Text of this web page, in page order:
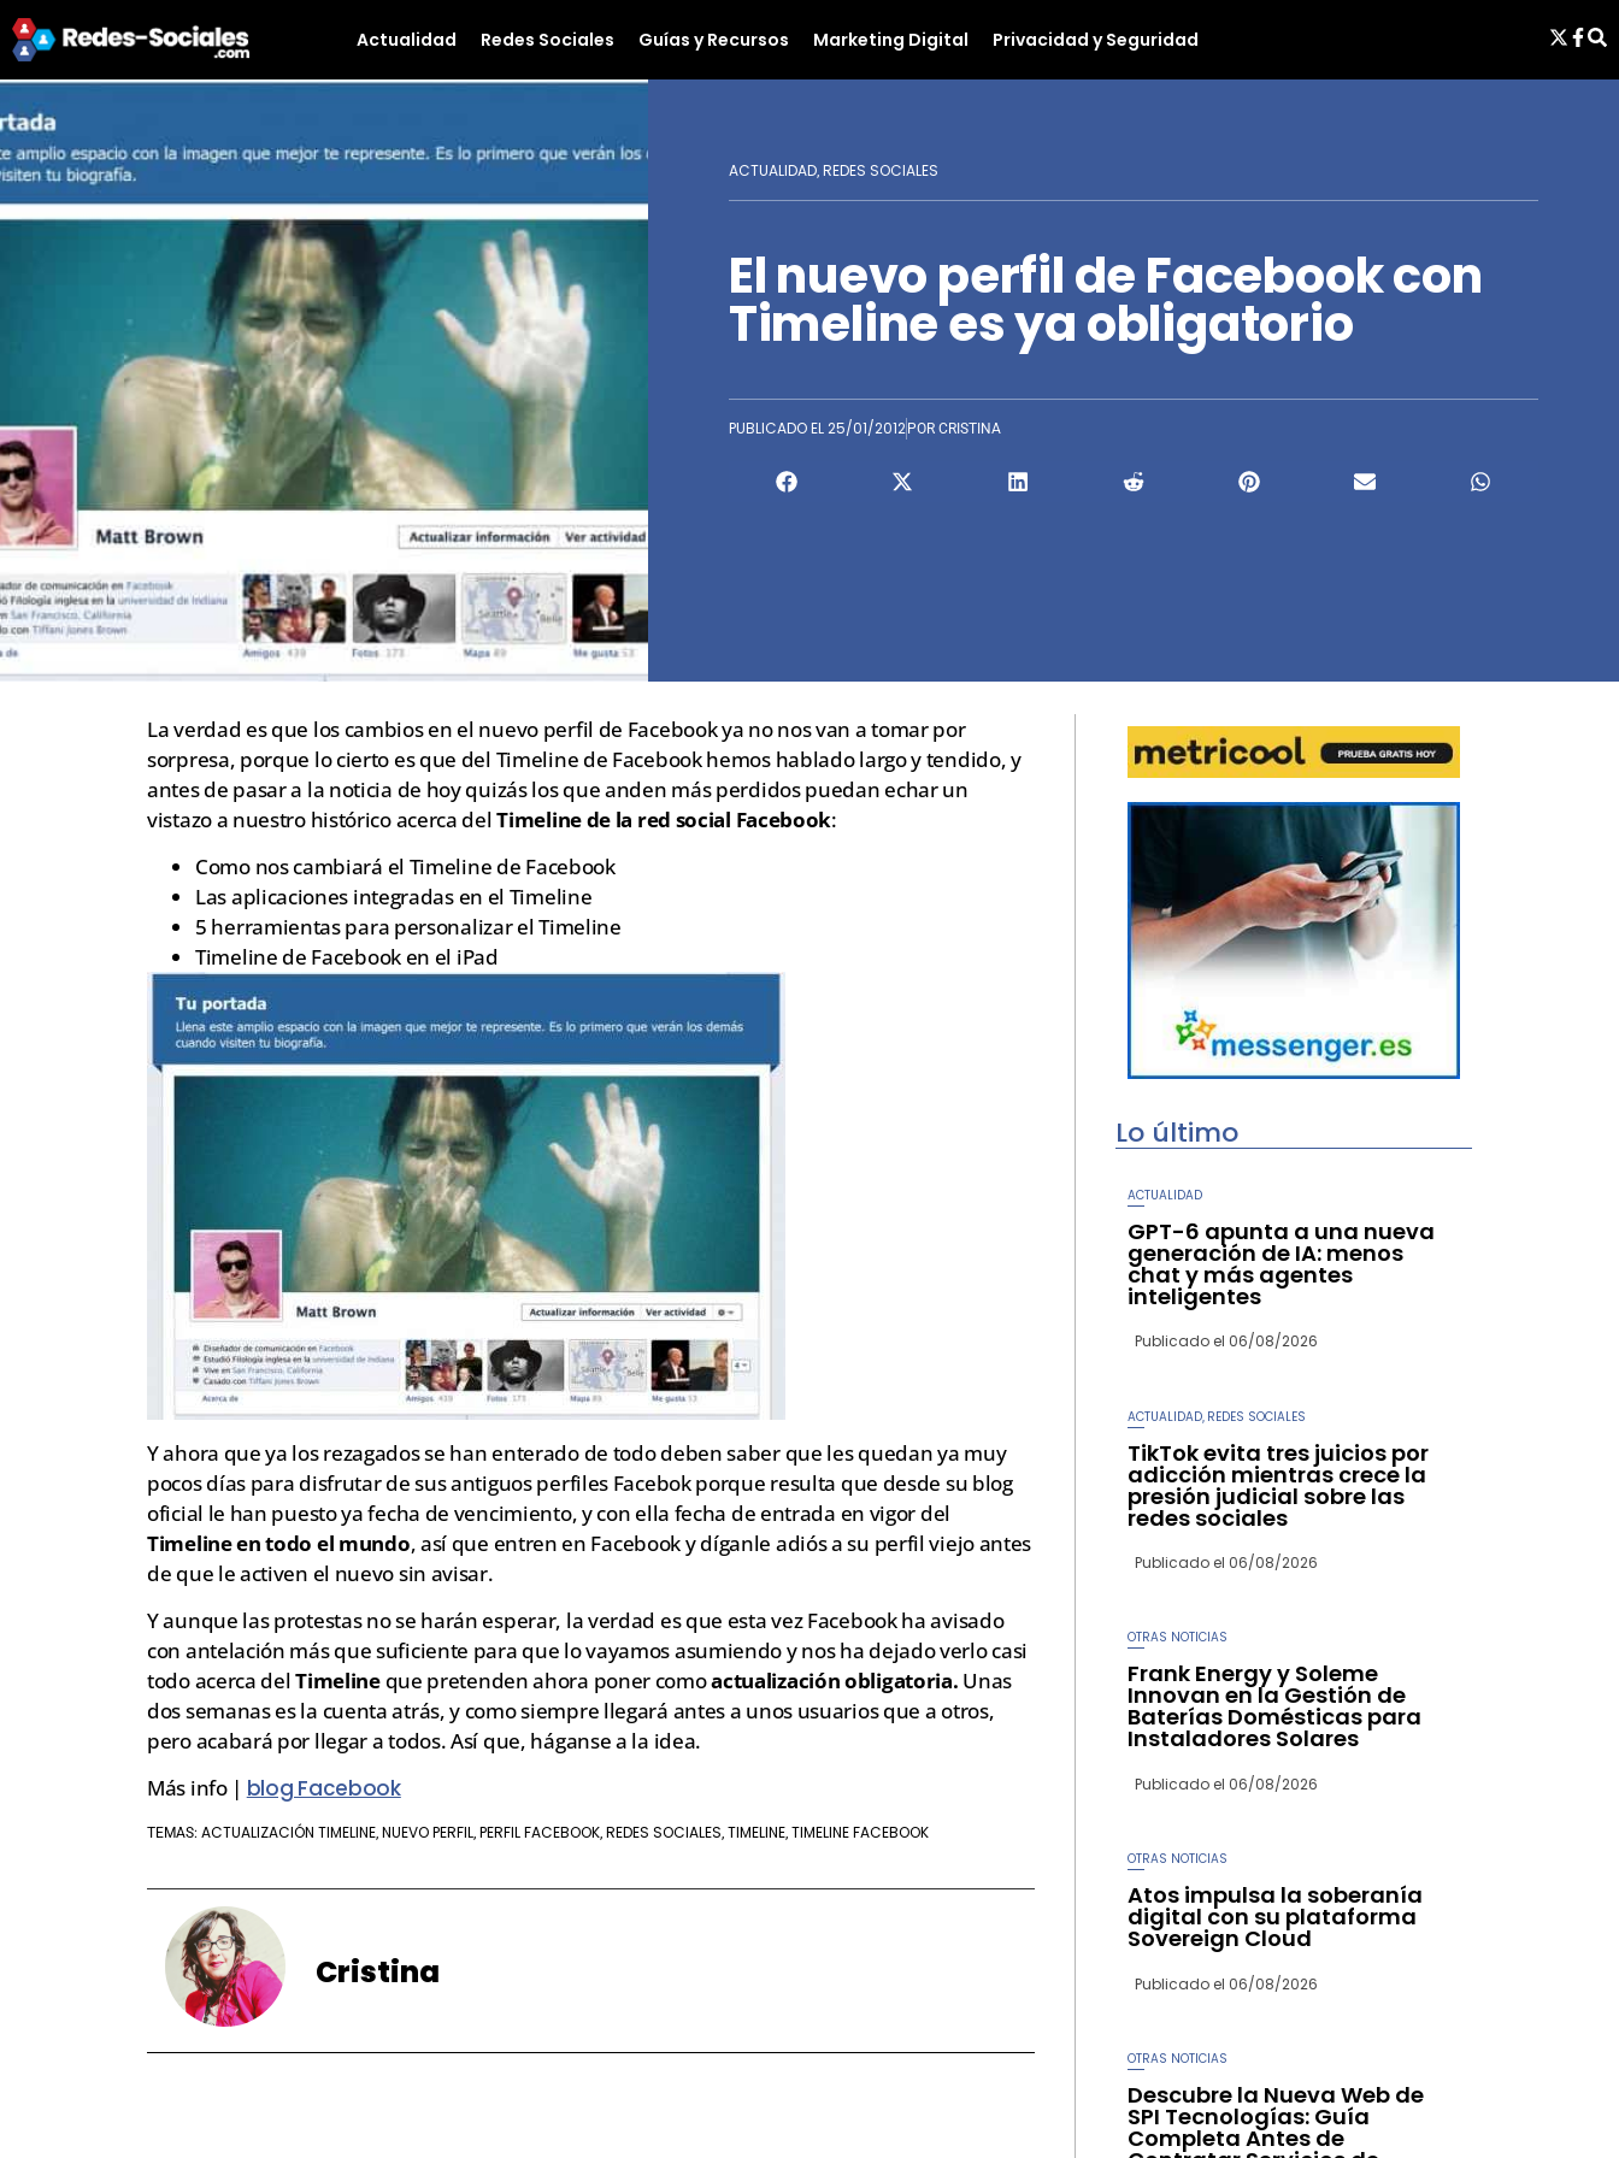
Actualidad Redes Sociales Guías y Recursos Marketing Digital Privacidad y Seguridad
ACTUALIDAD, REDES SOCIALES
El nuevo perfil de Facebook con
Timeline es ya obligatorio
PUBLICADO EL25/01/2012 POR CRISTINA
La verdad es que los cambios en el nuevo perfil de Facebook ya no nos van a tomar por
sorpresa, porque lo cierto es que del Timeline de Facebook hemos hablado largo y tendido, y
antes de pasar a la noticia de hoy quizás los que anden más perdidos puedan echar un
vistazo a nuestro histórico acerca delTimeline de la red social Facebook:
Como nos cambiará el Timeline de Facebook
Las aplicaciones integradas en el Timeline
5 herramientas para personalizar el Timeline
Timeline de Facebook en el iPad
Y ahora que ya los rezagados se han enterado de todo deben saber que les quedan ya muy
pocos días para disfrutar de sus antiguos perfiles Facebok porque resulta que desde su blog
oficial le han puesto ya fecha de vencimiento, y con ella fecha de entrada en vigor del
Timeline en todo el mundo, así que entren en Facebook y díganle adiós a su perfil viejo antes
de que le activen el nuevo sin avisar.
Y aunque las protestas no se harán esperar, la verdad es que esta vez Facebook ha avisado
con antelación más que suficiente para que lo vayamos asumiendo y nos ha dejado verlo casi
todo acerca delTimelineque pretenden ahora poner comoactualización obligatoria. Unas
dos semanas es la cuenta atrás, y como siempre llegará antes a unos usuarios que a otros,
pero acabará por llegar a todos. Así que, háganse a la idea.
Más info | blog Facebook
TEMAS: ACTUALIZACIÓN TIMELINE, NUEVO PERFIL, PERFIL FACEBOOK, REDES SOCIALES, TIMELINE, TIMELINE FACEBOOK
Cristina
Lo último
ACTUALIDAD
GPT-6 apunta a una nueva
generación de IA: menos
chat y más agentes
inteligentes
Publicado el 06/08/2026
ACTUALIDAD REDES SOCIALES
TikTok evita tres juicios por
adicción mientras crece la
presión judicial sobre las
redes sociales
Publicado el 06/08/2026
OTRAS NOTICIAS
Frank Energy y Soleme
Innovan en la Gestión de
Baterías Domésticas para
Instaladores Solares
Publicado el 06/08/2026
OTRAS NOTICIAS
Atos impulsa la soberanía
digital con su plataforma
Sovereign Cloud
Publicado el 06/08/2026
OTRAS NOTICIAS
Descubre la Nueva Web de
SPI Tecnologías: Guía
Completa Antes de